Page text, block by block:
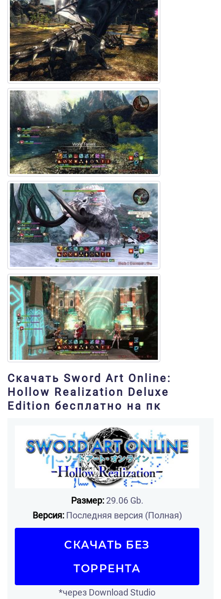
Скачать Sword Art Online:
Hollow Realization Deluxe
Edition бесплатно на пк
Размер:29.06 Gb.
Версия:Последняя версия (Полная)
СКАЧАТЬ БЕЗ
ТОРРЕНТА
*через Download Studio